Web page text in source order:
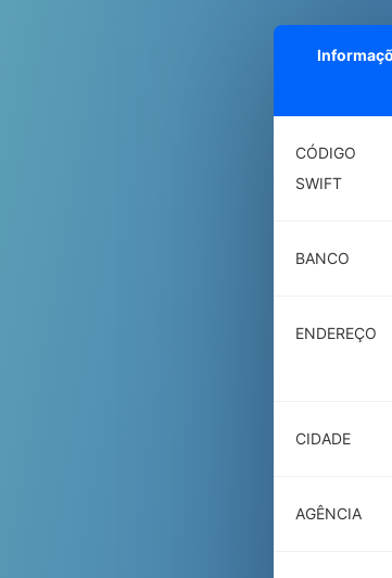
CÓDIGO
SWIFT
BANCO
ENDEREÇO
CIDADE
AGÊNCIA